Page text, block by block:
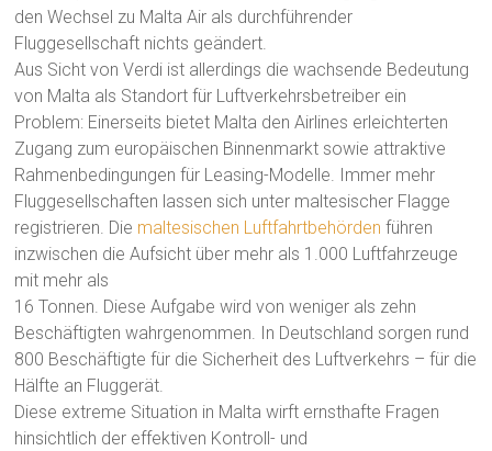
den Wechsel zu Malta Air als durchführender
Fluggesellschaft nichts geändert.
Aus Sicht von Verdi ist allerdings die wachsende Bedeutung
von Malta als Standort für Luftverkehrsbetreiber ein
Problem: Einerseits bietet Malta den Airlines erleichterten
Zugang zum europäischen Binnenmarkt sowie attraktive
Rahmenbedingungen für Leasing-Modelle. Immer mehr
Fluggesellschaften lassen sich unter maltesischer Flagge
registrieren. Die maltesischen Luftfahrtbehörden führen
inzwischen die Aufsicht über mehr als 1.000 Luftfahrzeuge
mit mehr als
16 Tonnen. Diese Aufgabe wird von weniger als zehn
Beschäftigten wahrgenommen. In Deutschland sorgen rund
800 Beschäftigte für die Sicherheit des Luftverkehrs – für die
Hälfte an Fluggerät.
Diese extreme Situation in Malta wirft ernsthafte Fragen
hinsichtlich der effektiven Kontroll- und